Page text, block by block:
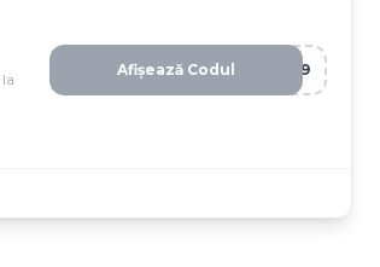
Q39
Afișează Codul